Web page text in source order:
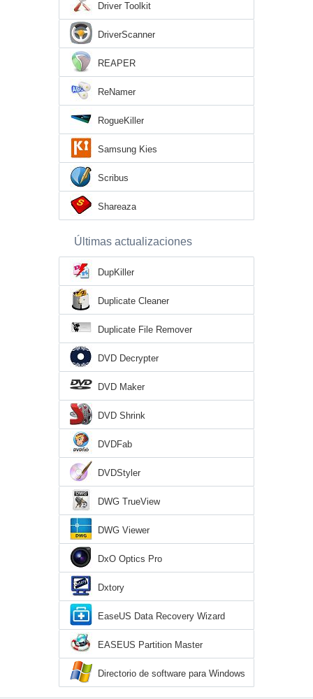
Driver Toolkit
DriverScanner
REAPER
ReNamer
RogueKiller
Samsung Kies
Scribus
Shareaza
Últimas actualizaciones
DupKiller
Duplicate Cleaner
Duplicate File Remover
DVD Decrypter
DVD Maker
DVD Shrink
DVDFab
DVDStyler
DWG TrueView
DWG Viewer
DxO Optics Pro
Dxtory
EaseUS Data Recovery Wizard
EASEUS Partition Master
Directorio de software para Windows
XP